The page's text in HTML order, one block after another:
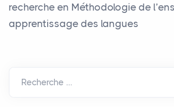
recherche en Méthodologie de
apprentissage des langues
Recherche …